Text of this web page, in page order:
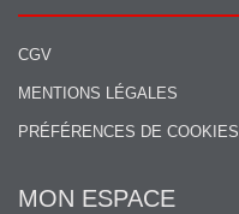
CGV
MENTIONS LÉGALES
PRÉFÉRENCES DE COOKIES
MON ESPACE